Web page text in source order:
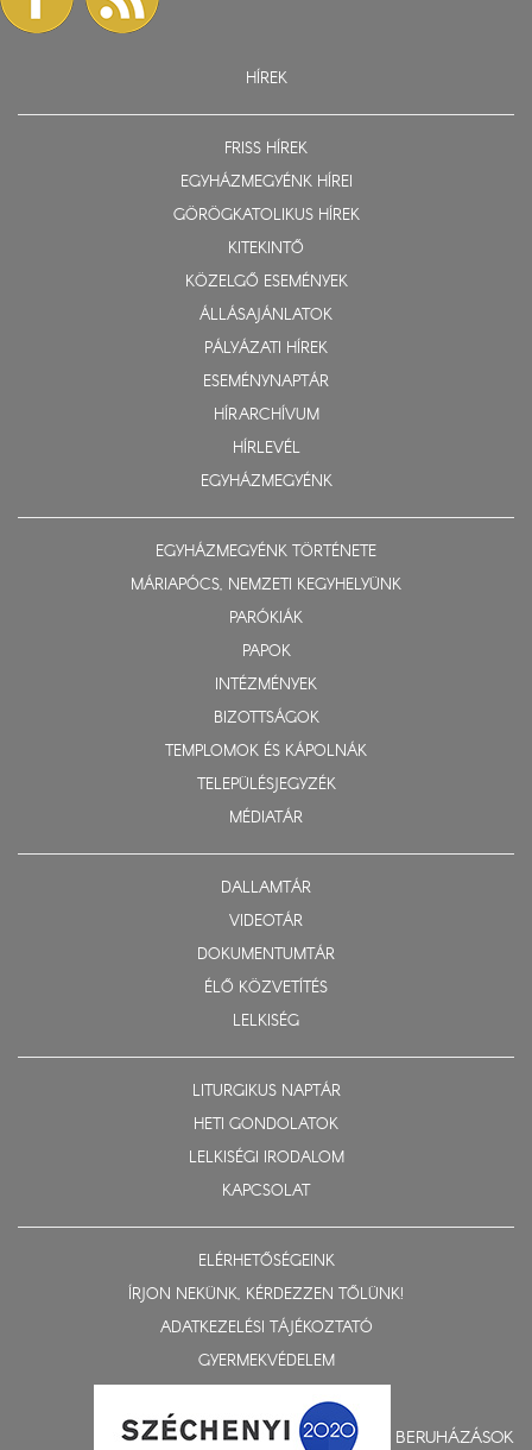
HÍREK
FRISS HÍREK
EGYHÁZMEGYÉNK HÍREI
GÖRÖGKATOLIKUS HÍREK
KITEKINTŐ
KÖZELGŐ ESEMÉNYEK
ÁLLÁSAJÁNLATOK
PÁLYÁZATI HÍREK
ESEMÉNYNAPTÁR
HÍRARCHÍVUM
HÍRLEVÉL
EGYHÁZMEGYÉNK
EGYHÁZMEGYÉNK TÖRTÉNETE
MÁRIAPÓCS, NEMZETI KEGYHELYÜNK
PARÓKIÁK
PAPOK
INTÉZMÉNYEK
BIZOTTSÁGOK
TEMPLOMOK ÉS KÁPOLNÁK
TELEPÜLÉSJEGYZÉK
MÉDIATÁR
DALLAMTÁR
VIDEOTÁR
DOKUMENTUMTÁR
ÉLŐ KÖZVETÍTÉS
LELKISÉG
LITURGIKUS NAPTÁR
HETI GONDOLATOK
LELKISÉGI IRODALOM
KAPCSOLAT
ELÉRHETŐSÉGEINK
ÍRJON NEKÜNK, KÉRDEZZEN TŐLÜNK!
ADATKEZELÉSI TÁJÉKOZTATÓ
GYERMEKVÉDELEM
BERUHÁZÁSOK